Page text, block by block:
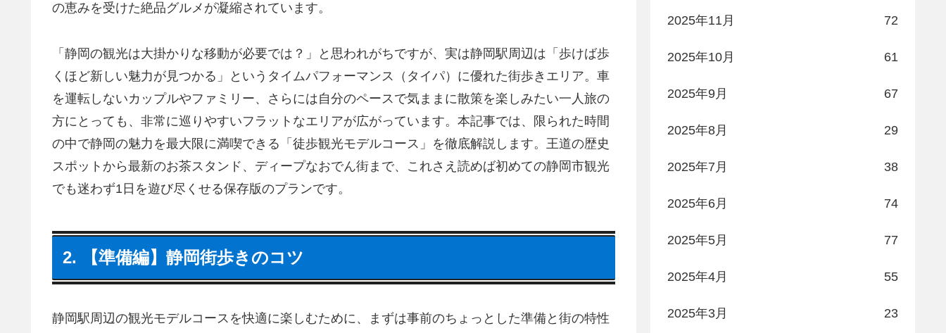
の恵みを受けた絶品グルメが凝縮されています。
「静岡の観光は大掛かりな移動が必要では？」と思われがちですが、実は静岡駅周辺は「歩けば歩
くほど新しい魅力が見つかる」というタイムパフォーマンス（タイパ）に優れた街歩きエリア。車
を運転しないカップルやファミリー、さらには自分のペースで気ままに散策を楽しみたい一人旅の
方にとっても、非常に巡りやすいフラットなエリアが広がっています。本記事では、限られた時間
の中で静岡の魅力を最大限に満喫できる「徒歩観光モデルコース」を徹底解説します。王道の歴史
スポットから最新のお茶スタンド、ディープなおでん街まで、これさえ読めば初めての静岡市観光
でも迷わず1日を遊び尽くせる保存版のプランです。
2. 【準備編】静岡街歩きのコツ
静岡駅周辺の観光モデルコースを快適に楽しむために、まずは事前のちょっとした準備と街の特性
2025年11月 72
2025年10月 61
2025年9月 67
2025年8月 29
2025年7月 38
2025年6月 74
2025年5月 77
2025年4月 55
2025年3月 23